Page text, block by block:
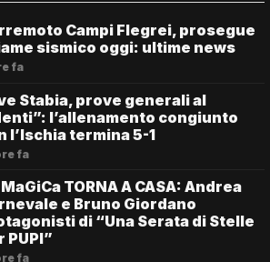
Campi Flegrei, prosegue
sismico oggi: ultime news
fa
Stabia, prove generali al
l’allenamento congiunto
l’Ischia termina 5-1
fa
TORNA A CASA: Andrea
e Bruno Giordano
di “Una Serata di Stelle
PUPI”
fa